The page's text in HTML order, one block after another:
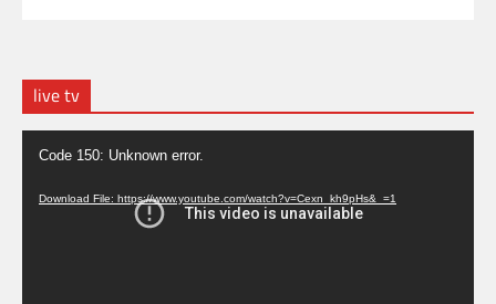
live tv
Video
Player
Code 150: Unknown error.
Download File: https://www.youtube.com/watch?v=Cexn_kh9pHs&_=1